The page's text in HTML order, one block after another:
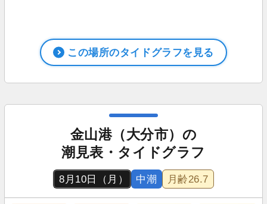
この場所のタイドグラフを見る
金山港（大分市）の
潮見表・タイドグラフ
8月10日（月） 中潮 月齢26.7